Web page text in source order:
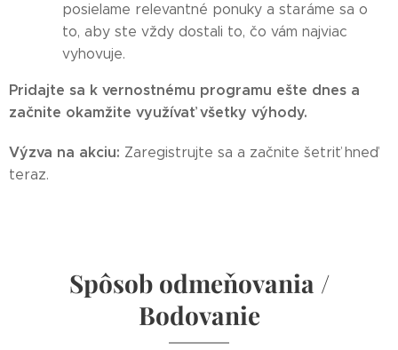
posielame relevantné ponuky a staráme sa o
to, aby ste vždy dostali to, čo vám najviac
vyhovuje.
Pridajte sa k vernostnému programu ešte dnes a
začnite okamžite využívať všetky výhody.
Výzva na akciu: Zaregistrujte sa a začnite šetriť hneď
teraz.
Spôsob odmeňovania /
Bodovanie